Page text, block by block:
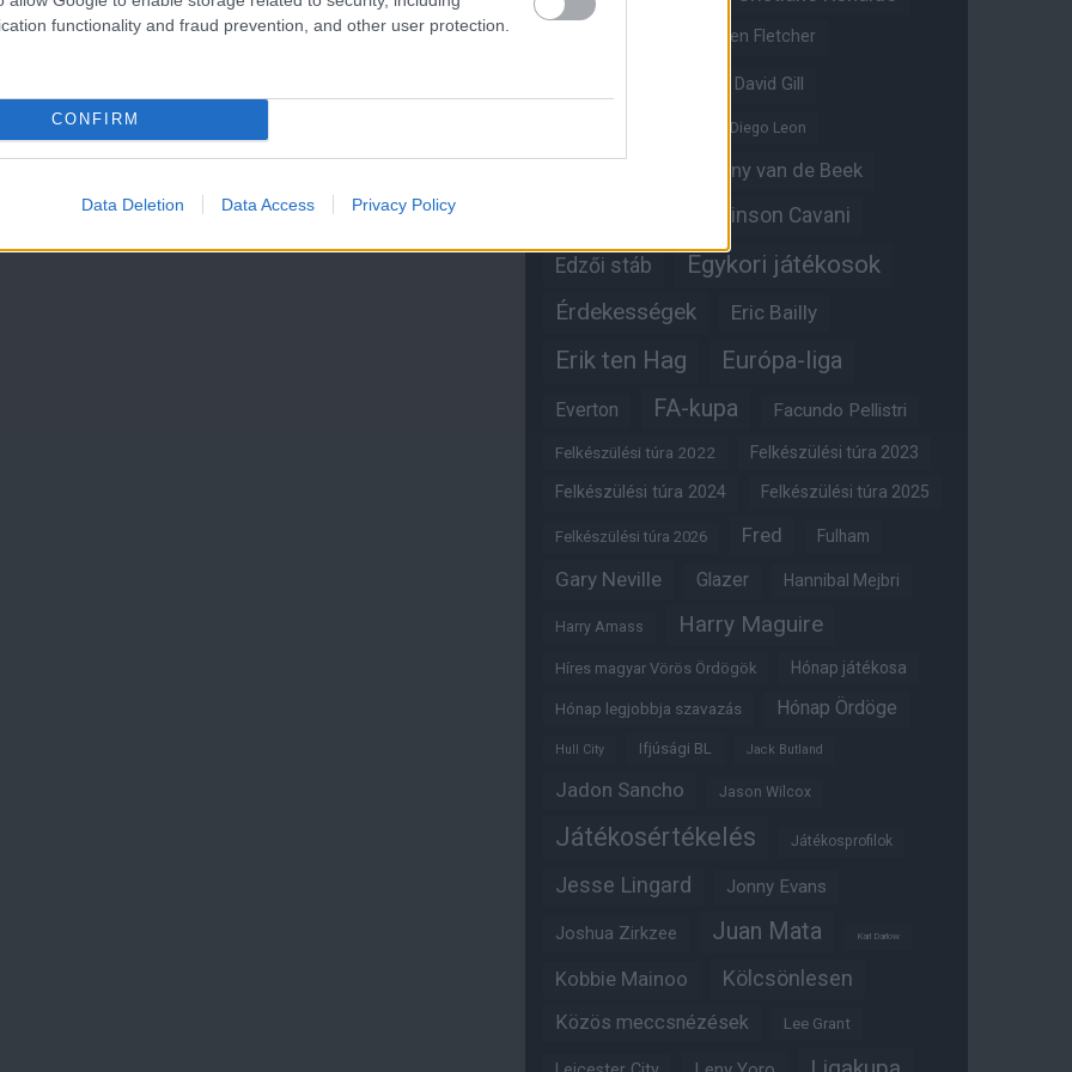
functionality and fraud prevention, and other user protection.
CONFIRM
Data Deletion Data Access Privacy Policy
Darren Fletcher
David Gill
Diego Leon
Donny van de Beek
Edinson Cavani
Edzői stáb Egykori játékosok
Érdekességek Eric Bailly
Erik ten Hag Európa-liga
Everton FA-kupa Facundo Pellistri
Felkészülési túra 2022 Felkészülési túra 2023
Felkészülési túra 2024 Felkészülési túra 2025
Felkészülési túra 2026 Fred Fulham
Gary Neville Glazer Hannibal Mejbri
Harry Amass Harry Maguire
Híres magyar Vörös Ördögök Hónap játékosa
Hónap legjobbja szavazás Hónap Ördöge
Hull City Ifjúsági BL Jack Butland
Jadon Sancho Jason Wilcox
Játékosértékelés Játékosprofilok
Jesse Lingard Jonny Evans
Joshua Zirkzee Juan Mata Karl Darlow
Kobbie Mainoo Kölcsönlesen
Közös meccsnézések Lee Grant